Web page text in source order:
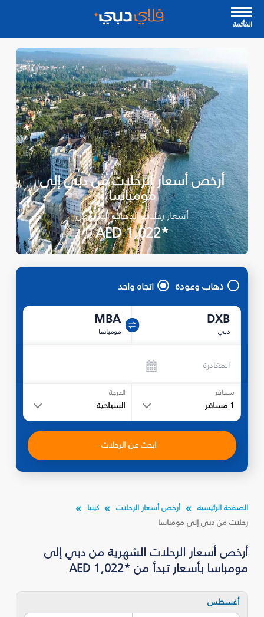
القأئمة
أرخص أسعار الرحلات من دبي إلى
مومباسا
أسعار رحلات الذهاب ابتداءً من
*AED 1,022
ذهاب وعودة اتجاه واحد
DXB
دبي
MBA
مومباسا
المغادرة
مسافر
1 مسافر
الدرجة
السياحية
ابحث عن الرحلات
الصفحة الرئيسية أرخص أسعار الرحلات
كينيا
رحلات من دبي إلى مومباسا
أرخص أسعار الرحلات الشهرية من دبي إلى
مومباسا بأسعار تبدأ من *AED 1,022
أغسطس